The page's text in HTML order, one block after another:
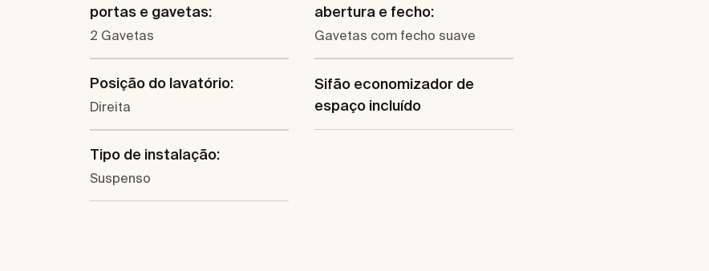
portas e gavetas:
2 Gavetas
abertura e fecho:
Gavetas com fecho suave
Posição do lavatório:
Direita
Sifão economizador de
espaço incluído
Tipo de instalação:
Suspenso